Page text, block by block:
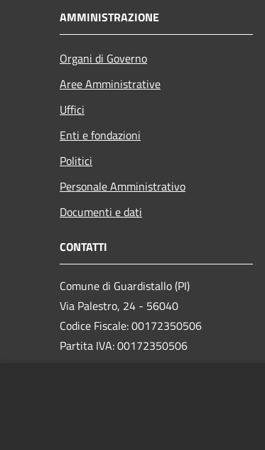
AMMINISTRAZIONE
Organi di Governo
Aree Amministrative
Uffici
Enti e fondazioni
Politici
Personale Amministrativo
Documenti e dati
CONTATTI
Comune di Guardistallo (PI)
Via Palestro, 24 - 56040
Codice Fiscale: 00172350506
Partita IVA: 00172350506